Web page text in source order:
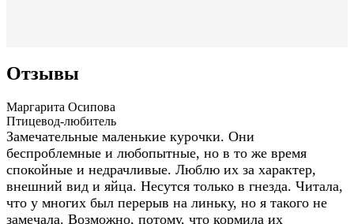
Отзывы
Маргарита Осипова
Птицевод-любитель
Замечательные маленькие курочки. Они
беспроблемные и любопытные, но в то же время
спокойные и недрачливые. Люблю их за характер,
внешний вид и яйца. Несутся только в гнезда. Читала,
что у многих был перерыв на линьку, но я такого не
замечала. Возможно, потому, что кормила их